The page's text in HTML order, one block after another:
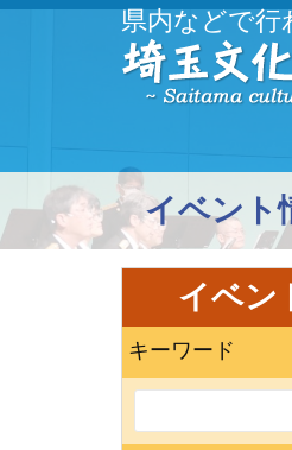
県内などで行
イベント
イベン
キーワード